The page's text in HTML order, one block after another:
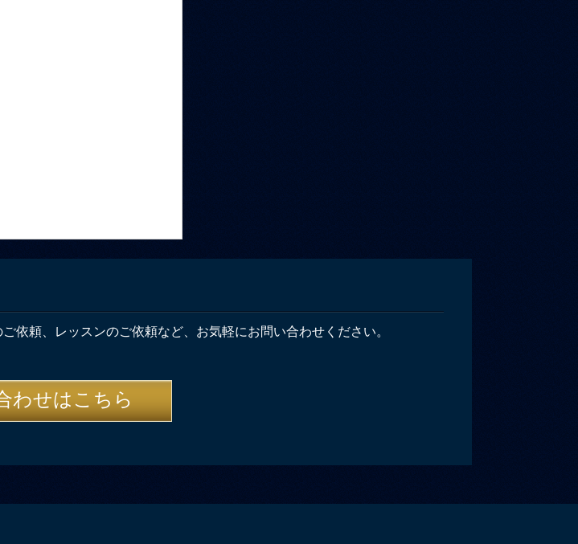
依頼、レッスンのご依頼など、お気軽にお問い合わせください。
わせはこちら